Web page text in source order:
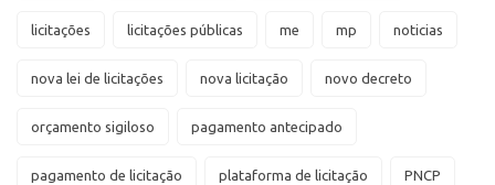
licitações licitações públicas me mp noticias
nova lei de licitações nova licitação novo decreto
orçamento sigiloso pagamento antecipado
pagamento de licitação plataforma de licitação PNCP